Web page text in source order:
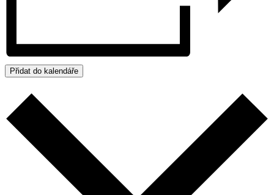
Přidat do kalendáře